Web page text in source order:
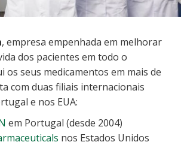
, empresa empenhada em melhorar
dos pacientes em todo o
os seus medicamentos em mais de
com duas filiais internacionais
e nos EUA:
em Portugal (desde 2004)
nos Estados Unidos